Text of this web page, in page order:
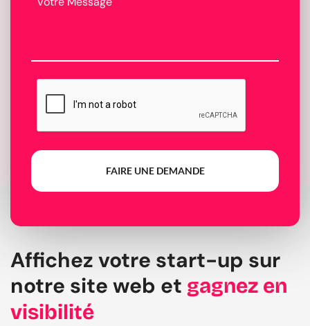
FAIRE UNE DEMANDE
Affichez votre start-up sur
notre site web et gagnez en
visibilité